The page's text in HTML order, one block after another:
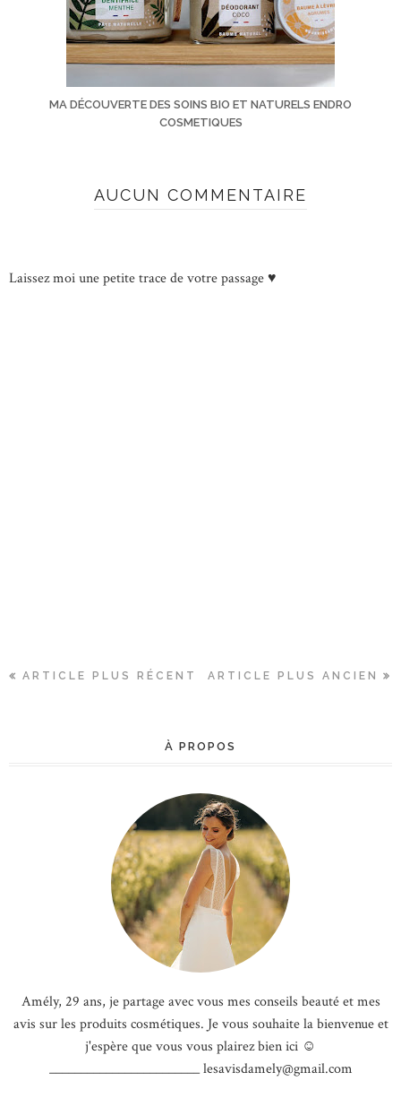
MA DÉCOUVERTE DES SOINS BIO ET NATURELS ENDRO
COSMETIQUES
AUCUN COMMENTAIRE
Laissez moi une petite trace de votre passage ♥
ARTICLE PLUS RÉCENT ARTICLE PLUS ANCIEN
À PROPOS
Amély, 29 ans, je partage avec vous mes conseils beauté et mes
avis sur les produits cosmétiques. Je vous souhaite la bienvenue et
j'espère que vous vous plairez bien ici ☺
________________________ lesavisdamely@gmail.com